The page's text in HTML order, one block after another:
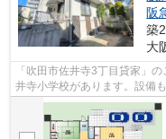
阪
築
大
「吹田市佐井寺3丁目貸家」
井寺小学校があります。設備
戸建て物件です。こちらの物件